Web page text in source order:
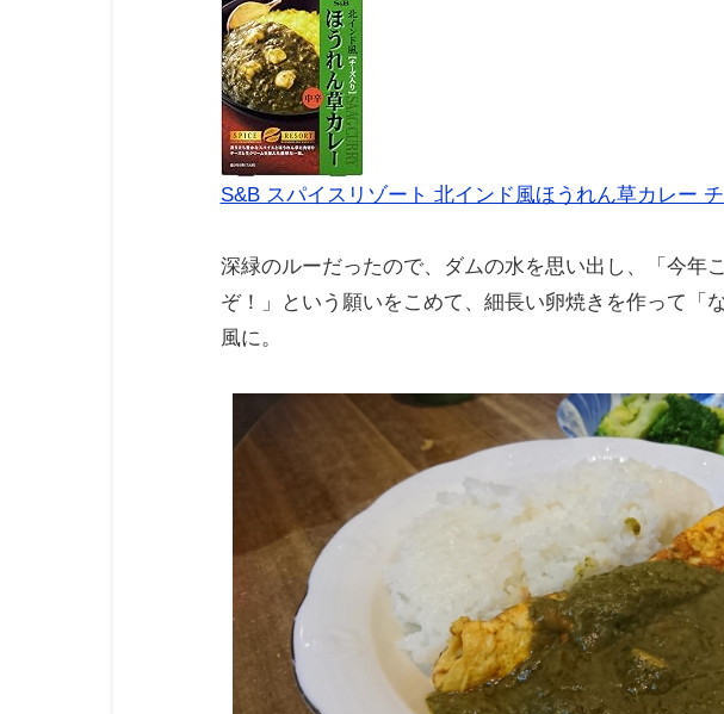
S&B スパイスリゾート 北インド風ほうれん草カレー
深緑のルーだったので、ダムの水を思い出し、「今年
ぞ！」という願いをこめて、細長い卵焼きを作って「
風に。